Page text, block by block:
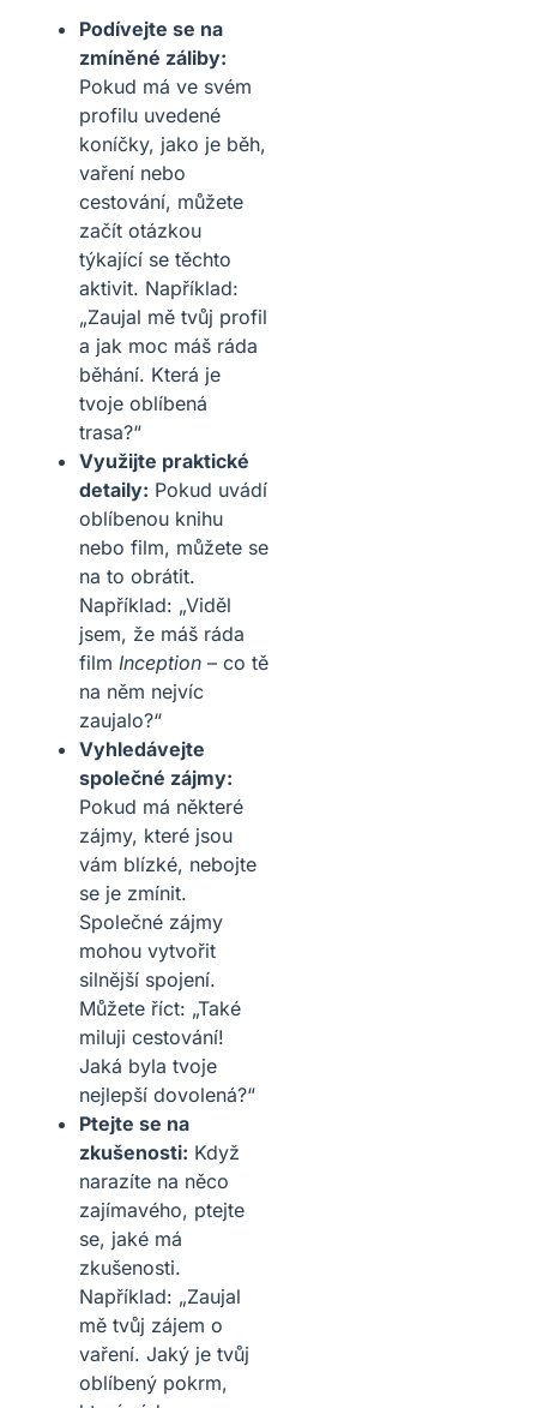
Podívejte se na
zmíněné záliby:
Pokud má ve svém
profilu uvedené
koníčky, jako je běh,
vaření nebo
cestování, můžete
začít otázkou
týkající se těchto
aktivit. Například:
„Zaujal mě tvůj profil
a jak moc máš ráda
běhání. Která je
tvoje oblíbená
trasa?“
Využijte praktické
detaily: Pokud uvádí
oblíbenou knihu
nebo film, můžete se
na to obrátit.
Například: „Viděl
jsem, že máš ráda
film Inception – co tě
na něm nejvíc
zaujalo?“
Vyhledávejte
společné zájmy:
Pokud má některé
zájmy, které jsou
vám blízké, nebojte
se je zmínit.
Společné zájmy
mohou vytvořit
silnější spojení.
Můžete říct: „Také
miluji cestování!
Jaká byla tvoje
nejlepší dovolená?“
Ptejte se na
zkušenosti: Když
narazíte na něco
zajímavého, ptejte
se, jaké má
zkušenosti.
Například: „Zaujal
mě tvůj zájem o
vaření. Jaký je tvůj
oblíbený pokrm,